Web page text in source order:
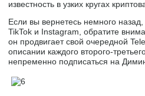
известность в узких кругах
Если вы вернетесь немного назад,
TikTok и Instagram, обратите
он продвигает свой очередной
описании каждого второго-
непременно подписаться на